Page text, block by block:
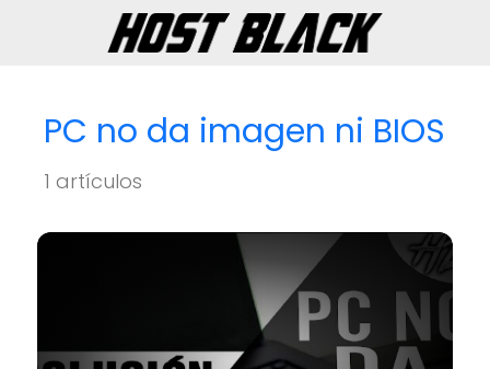
PC no da imagen ni BIOS
1 artículos